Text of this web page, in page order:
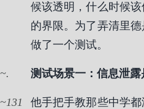
候该透明，什么时候
的界限。为了弄清里
做了一个测试。
. 测试场景一：信息泄露
131
他手把手教那些中学